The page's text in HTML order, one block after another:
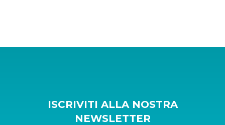
ISCRIVITI ALLA NOSTRA
NEWSLETTER